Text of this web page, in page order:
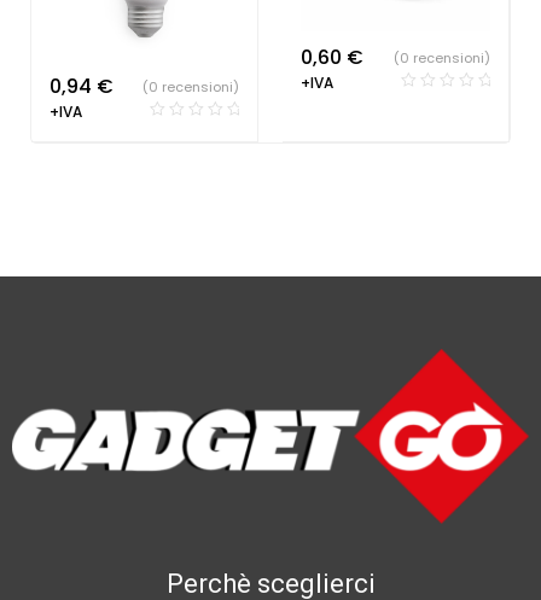
0,94 €
+IVA
(0 recensioni)
0,60 €
+IVA
(0 recensioni)
Perchè sceglierci